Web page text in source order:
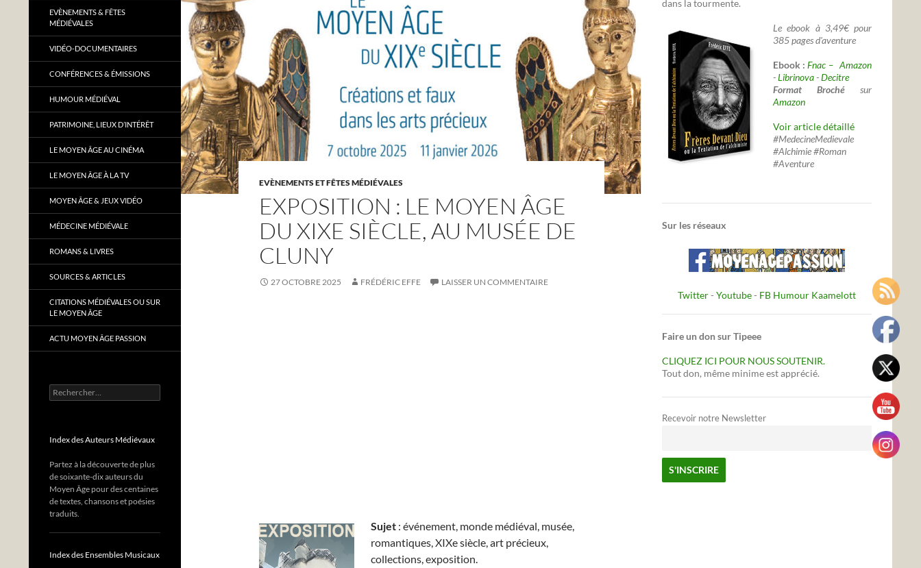
EVÈNEMENTS ET FÊTES MÉDIÉVALES
EXPOSITION : LE MOYEN ÂGE
DU XIXE SIÈCLE, AU MUSÉE DE
CLUNY
27 OCTOBRE 2025 FRÉDÉRIC EFFE LAISSER UN COMMENTAIRE
Sujet : événement, monde médiéval, musée,
romantiques, XIXe siècle, art précieux,
collections, exposition.
dans la tourmente.
Le ebook à 3,49€ pour
385 pages d'aventure
Ebook :Fnac – Amazon
-Librinova-Decitre
Format Broché sur
Amazon
Voir article détaillé
#MedecineMedievale
#Alchimie #Roman
#Aventure
Sur les réseaux
Twitter- Youtube- FB Humour Kaamelott
Faire un don sur Tipeee
CLIQUEZ ICI POUR NOUS SOUTENIR.
Tout don, même minime est apprécié.
Recevoir notre Newsletter
EVÈNEMENTS & FÊTES
MÉDIÉVALES
VIDÉO-DOCUMENTAIRES
CONFÉRENCES & ÉMISSIONS
HUMOUR MÉDIÉVAL
PATRIMOINE, LIEUX D’INTÉRÊT
LE MOYEN ÂGE AU CINÉMA
LE MOYEN ÂGE À LA TV
MOYEN ÂGE & JEUX VIDÉO
MÉDECINE MÉDIÉVALE
ROMANS & LIVRES
SOURCES & ARTICLES
CITATIONS MÉDIÉVALES OU SUR
LE MOYEN ÂGE
ACTU MOYEN ÂGE PASSION
Rechercher :
Index des Auteurs Médiévaux
Partez à la découverte de plus
de soixante-dix auteurs du
Moyen Âge pour des centaines
de textes, chansons et poésies
traduits.
Index des Ensembles Musicaux